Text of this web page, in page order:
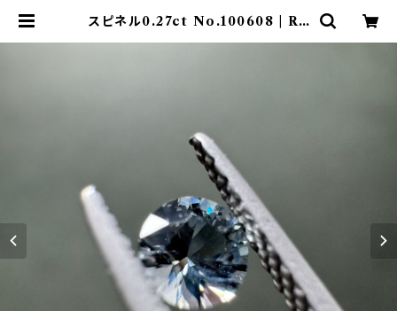
スピネル0.27ct No.100608 | Rh